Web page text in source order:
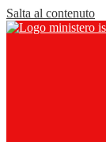
Salta al contenuto